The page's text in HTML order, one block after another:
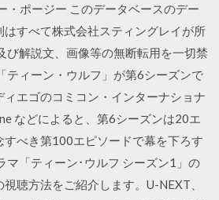
・ポージー このデータベースのデー
はすべて株式会社スティングレイが所
び解説文、画像等の無断転用を一切禁
ティーン・ウルフ」が第6シーズンで
エゴのコミコン・インターナショナ
などによると、第6シーズンは20エ
すべき第100エピソードで幕を下ろす
マ「ティーン･ウルフ シーズン1」の
聴方法をご紹介します。U-NEXT、